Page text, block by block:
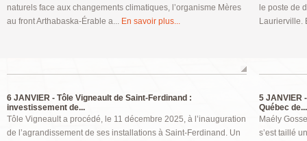
naturels face aux changements climatiques, l’organisme Mères
au front Arthabaska-Érable a... En savoir plus...
le poste de
Laurierville.
6 JANVIER - Tôle Vigneault de Saint-Ferdinand :
investissement de...
Tôle Vigneault a procédé, le 11 décembre 2025, à l’inauguration
de l’agrandissement de ses installations à Saint-Ferdinand. Un
5 JANVIER -
Québec de...
Maély
s’est taillé